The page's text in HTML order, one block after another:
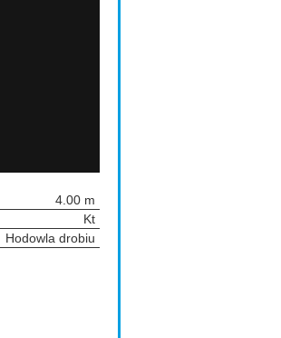
4.00 m
Kt
Hodowla drobiu